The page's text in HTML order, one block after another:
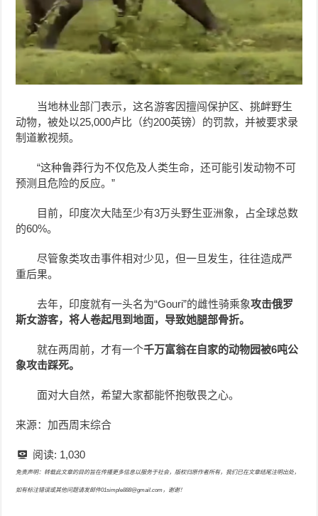
当地林业部门表示，这名游客因擅闯保护区、挑衅野生
动物，被处以25,000卢比（约200英镑）的罚款，并被要求录
制道歉视频。
“这种鲁莽行为不仅危及人类生命，还可能引发动物不可
预测且危险的反应。”
目前，印度次大陆至少有3万头野生亚洲象，占全球总数
的60%。
尽管象类攻击事件相对少见，但一旦发生，往往造成严
重后果。
去年，印度就有一头名为“Gouri”的雌性骑乘象攻击俄罗
斯女游客，将人卷起甩到地面，导致她腿部骨折。
就在两周前，才有一个千万富翁在自家的动物园被6吨公
象攻击踩死。
面对大自然，希望大家都能怀抱敬畏之心。
来源：加西周末综合
阅读: 1,030
免责声明：转载此文章的目的旨在传播更多信息以服务于社会，版权归原作者所有，我们已在文章结尾注明出处，
如有标注错误或其他问题请发邮件01simple888@gmail.com，谢谢！